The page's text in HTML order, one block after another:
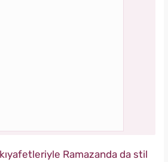
Ramazanda da stil